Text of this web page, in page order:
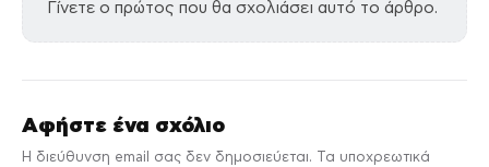
Γίνετε ο πρώτος που θα σχολιάσει αυτό το άρθρο.
Αφήστε ένα σχόλιο
Η διεύθυνση email σας δεν δημοσιεύεται. Τα υποχρεωτικά